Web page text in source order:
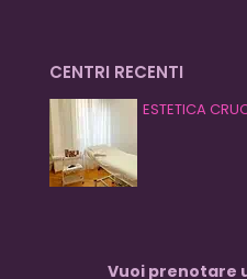
CENTRI RECENTI
ESTETICA
Vuoi prenotare